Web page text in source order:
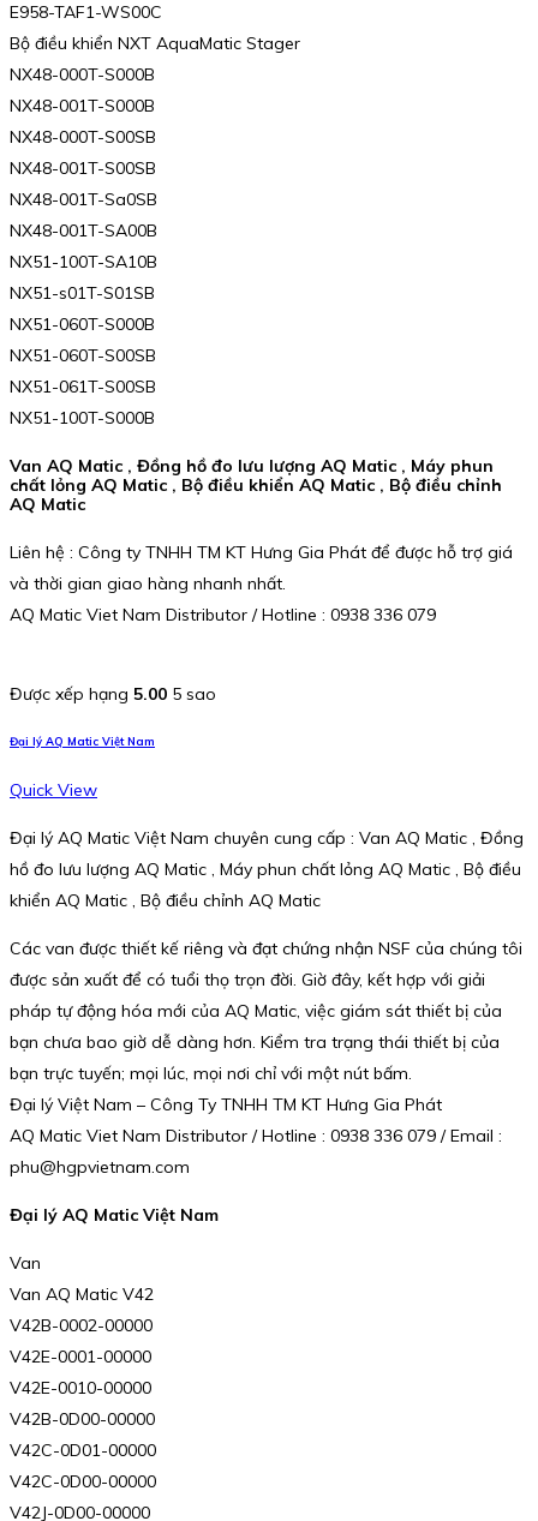
E958-TAF1-WS00C
Bộ điều khiển NXT AquaMatic Stager
NX48-000T-S000B
NX48-001T-S000B
NX48-000T-S00SB
NX48-001T-S00SB
NX48-001T-Sa0SB
NX48-001T-SA00B
NX51-100T-SA10B
NX51-s01T-S01SB
NX51-060T-S000B
NX51-060T-S00SB
NX51-061T-S00SB
NX51-100T-S000B
Van AQ Matic , Đồng hồ đo lưu lượng AQ Matic , Máy phun
chất lỏng AQ Matic , Bộ điều khiển AQ Matic , Bộ điều chỉnh
AQ Matic
Liên hệ : Công ty TNHH TM KT Hưng Gia Phát để được hỗ trợ giá
và thời gian giao hàng nhanh nhất.
AQ Matic Viet Nam Distributor / Hotline : 0938 336 079
Được xếp hạng 5.00 5 sao
Đại lý AQ Matic Việt Nam
Quick View
Đại lý AQ Matic Việt Nam chuyên cung cấp : Van AQ Matic , Đồng
hồ đo lưu lượng AQ Matic , Máy phun chất lỏng AQ Matic , Bộ điều
khiển AQ Matic , Bộ điều chỉnh AQ Matic
Các van được thiết kế riêng và đạt chứng nhận NSF của chúng tôi
được sản xuất để có tuổi thọ trọn đời. Giờ đây, kết hợp với giải
pháp tự động hóa mới của AQ Matic, việc giám sát thiết bị của
bạn chưa bao giờ dễ dàng hơn. Kiểm tra trạng thái thiết bị của
bạn trực tuyến; mọi lúc, mọi nơi chỉ với một nút bấm.
Đại lý Việt Nam – Công Ty TNHH TM KT Hưng Gia Phát
AQ Matic Viet Nam Distributor / Hotline : 0938 336 079 / Email :
phu@hgpvietnam.com
Đại lý AQ Matic Việt Nam
Van
Van AQ Matic V42
V42B-0002-00000
V42E-0001-00000
V42E-0010-00000
V42B-0D00-00000
V42C-0D01-00000
V42C-0D00-00000
V42J-0D00-00000